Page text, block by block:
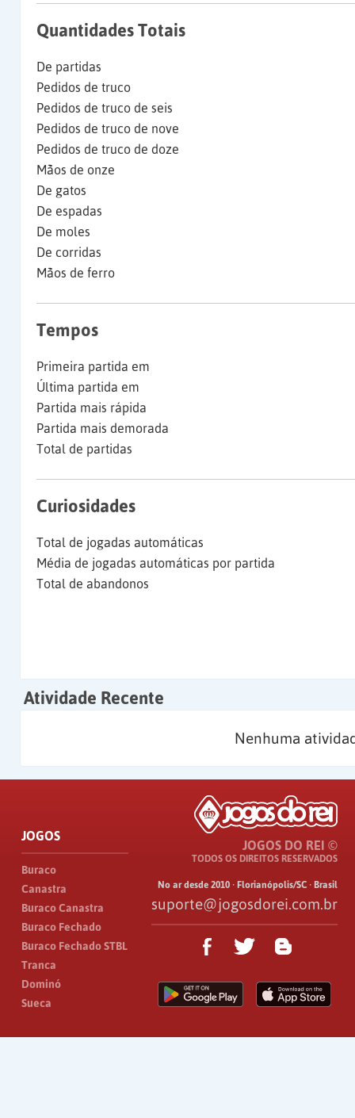
Quantidades Totais
De partidas
Pedidos de truco
Pedidos de truco de seis
Pedidos de truco de nove
Pedidos de truco de doze
Mãos de onze
De gatos
De espadas
De moles
De corridas
Mãos de ferro
Tempos
Primeira partida em
Última partida em
Partida mais rápida
Partida mais demorada
Total de partidas
Curiosidades
Total de jogadas automáticas
Média de jogadas automáticas por partida
Total de abandonos
Atividade Recente
Nenhuma
JOGOS
Buraco
Canastra
Buraco Canastra
Buraco Fechado
Buraco Fechado STBL
Tranca
Dominó
Sueca
JOGOS DO REI ©
TODOS OS DIREITOS RESERVADOS
No ar desde 2010 · Florianópolis/SC · Brasil
suporte@jogosdorei.com.br